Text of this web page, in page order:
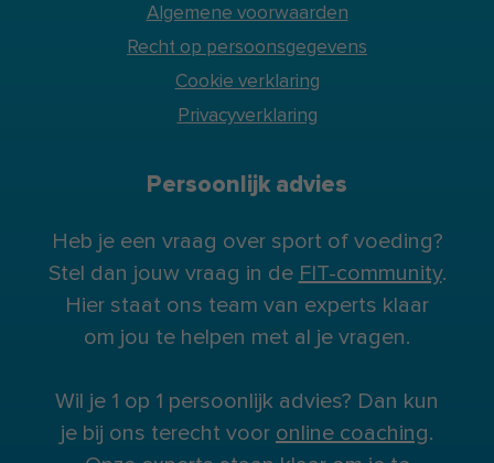
Algemene voorwaarden
Recht op persoonsgegevens
Cookie verklaring
Privacyverklaring
Persoonlijk advies
Heb je een vraag over sport of voeding?
Stel dan jouw vraag in de FIT-community.
Hier staat ons team van experts klaar
om jou te helpen met al je vragen.
Wil je 1 op 1 persoonlijk advies? Dan kun
je bij ons terecht voor online coaching.